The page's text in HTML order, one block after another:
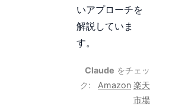
いアプローチを
解説していま
す。
Claude をチェッ
ク:
Amazon 楽天
市場